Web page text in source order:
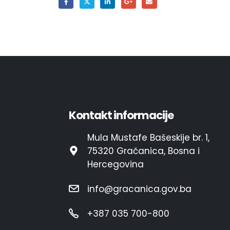
Kontakt informacije
Mula Mustafe Bašeskije br. 1,
75320 Gračanica, Bosna i
Hercegovina
info@gracanica.gov.ba
+387 035 700-800